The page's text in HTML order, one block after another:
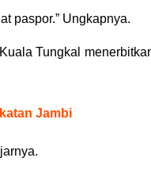
paspor.” Ungkapnya.
Tungkal
Jambi